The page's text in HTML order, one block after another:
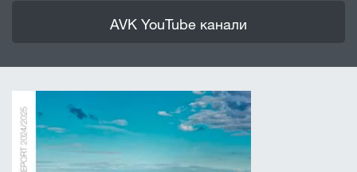
AVK YouTube канали